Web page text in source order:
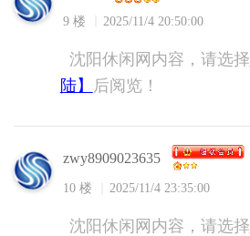
9 楼 2025/11/4 20:50:00
沈阳休闲网内容，请选择
陆】
后阅览！
zwy8909023635
10 楼 2025/11/4 23:35:00
沈阳休闲网内容，请选择